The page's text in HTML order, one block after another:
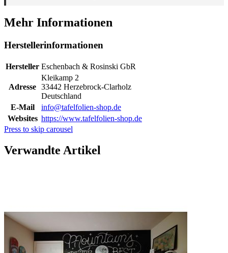
Mehr Informationen
Herstellerinformationen
Hersteller Eschenbach & Rosinski GbR
Adresse
Kleikamp 2
33442 Herzebrock-Clarholz
Deutschland
E-Mail
info@tafelfolien-shop.de
Websites https://www.tafelfolien-shop.de
Press to skip carousel
Verwandte Artikel